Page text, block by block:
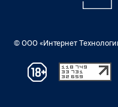
© ООО «Интернет